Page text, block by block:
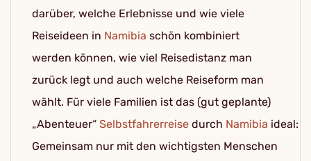
darüber, welche Erlebnisse und wie viele
Reiseideen in Namibia schön kombiniert
werden können, wie viel Reisedistanz man
zurück legt und auch welche Reiseform man
wählt. Für viele Familien ist das (gut geplante)
„Abenteuer“ Selbstfahrerreise durch Namibia ideal:
Gemeinsam nur mit den wichtigsten Menschen